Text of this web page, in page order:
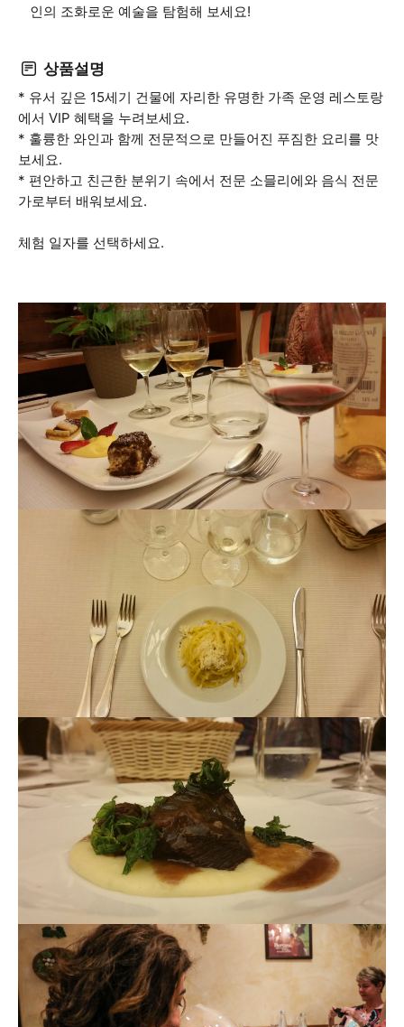
인의 조화로운 예술을 탐험해 보세요!
상품설명
* 유서 깊은 15세기 건물에 자리한 유명한 가족 운영 레스토랑
에서 VIP 혜택을 누려보세요.
* 훌륭한 와인과 함께 전문적으로 만들어진 푸짐한 요리를 맛
보세요.
* 편안하고 친근한 분위기 속에서 전문 소믈리에와 음식 전문
가로부터 배워보세요.
체험 일자를 선택하세요.